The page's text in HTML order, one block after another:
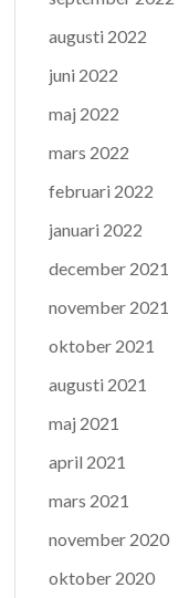
augusti 2022
juni 2022
maj 2022
mars 2022
februari 2022
januari 2022
december 2021
november 2021
oktober 2021
augusti 2021
maj 2021
april 2021
mars 2021
november 2020
oktober 2020